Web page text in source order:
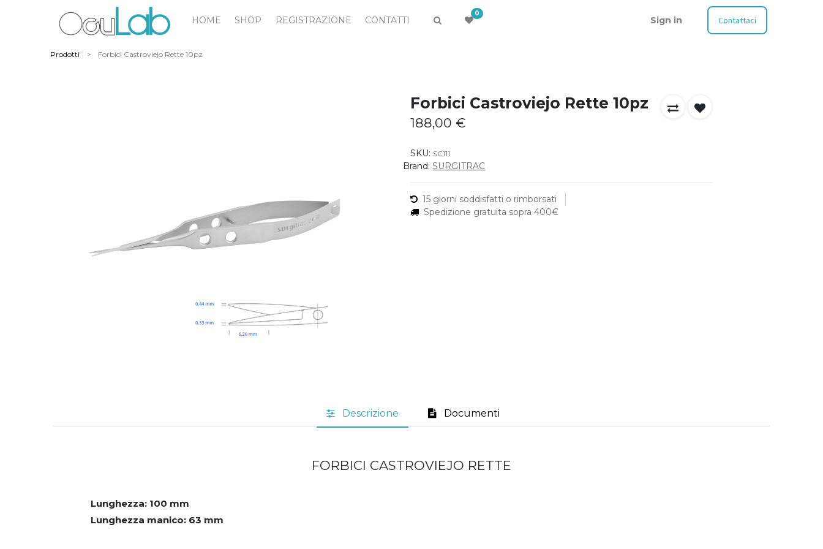
HOME SHOP REGISTRAZIONE CONTATTI
0
Sign in Contattaci
Prodotti Forbici Castroviejo Rette 10pz
Forbici Castroviejo Rette 10pz
188,00 €
SKU: SC111
Brand: SURGITRAC
15 giorni soddisfatti o rimborsati
Spedizione gratuita sopra 400€
Descrizione Documenti
FORBICI CASTROVIEJO RETTE
Lunghezza: 100 mm
Lunghezza manico: 63 mm